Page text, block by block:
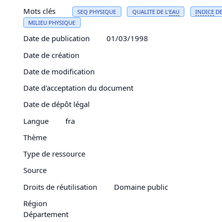
Mots clés
SEQ PHYSIQUE QUALITE DE L'EAU INDICE
MILIEU PHYSIQUE
Date de publication
01/03/1998
Date de création
Date de modification
Date d'acceptation du document
Date de dépôt légal
Langue
fra
Thème
Type de ressource
Source
Droits de réutilisation
Domaine public
Région
Département